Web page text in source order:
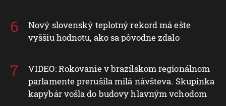
Nový slovenský teplotný rekord má ešte
vyššiu hodnotu, ako sa pôvodne zdalo
VIDEO: Rokovanie v brazílskom regionálnom
parlamente prerušila milá návšteva. Skupinka
kapybár vošla do budovy hlavným vchodom